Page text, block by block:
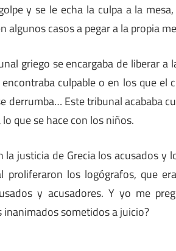
y se le echa la culpa a la
algunos casos a pegar a la propia
griego se encargaba de liberar
culpable o en los que
derrumba… Este tribunal acababa
que se hace con los niños.
la justicia de Grecia los acusados
proliferaron los logógrafos, que
y acusadores. Y yo me
inanimados sometidos a juicio?